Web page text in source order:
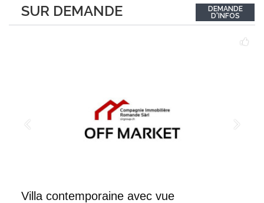
SUR DEMANDE
remarquable.L'espace de vie s'ouvre sur un jardin avec piscine,
un véritable...
DEMANDE
D'INFOS
Villa contemporaine avec vue